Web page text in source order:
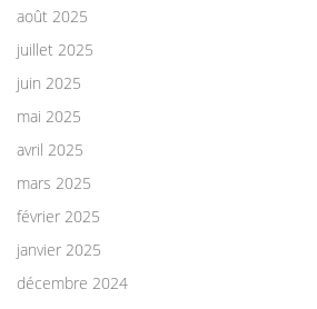
août 2025
juillet 2025
juin 2025
mai 2025
avril 2025
mars 2025
février 2025
janvier 2025
décembre 2024